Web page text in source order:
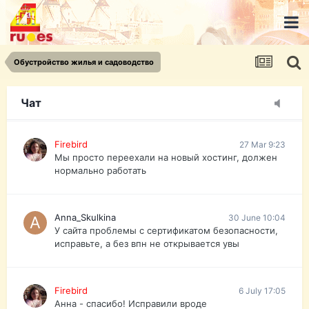
Обустройство жилья и садоводство
Чат
urist.dokument@gmail.com
https://pasport-ua.com/
Телеграмм @uristpassua
Firebird
Друзья - из России без VPN сайт и форум
Firebird 27 Mar 9:23
Мы просто переехали на новый хостинг, должен
нормально работать
Anna_Skulkina 30 June 10:04
У сайта проблемы с сертификатом безопасности,
исправьте, а без впн не открывается увы
Firebird 6 July 17:05
Анна - спасибо! Исправили вроде